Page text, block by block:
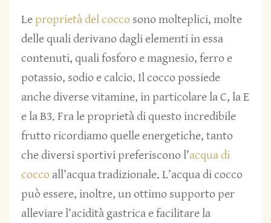
Leproprietà del cocco sono molteplici, molte
delle quali derivano dagli elementi in essa
contenuti, quali fosforo e magnesio, ferro e
potassio, sodio e calcio. Il cocco possiede
anche diverse vitamine, in particolare la C, la E
e la B3. Fra le proprietà di questo incredibile
frutto ricordiamo quelle energetiche, tanto
che diversi sportivi preferiscono l’acqua di
cocco all’acqua tradizionale. L’acqua di cocco
può essere, inoltre, un ottimo supporto per
alleviare l’acidità gastrica e facilitare la